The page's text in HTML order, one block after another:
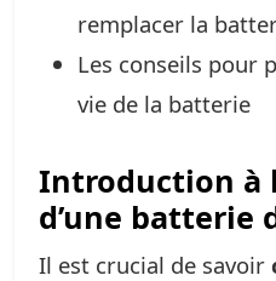
remplacer la
Les conseils pour
vie de la batterie
Introduction à
d’une batterie
Il est crucial de savoir